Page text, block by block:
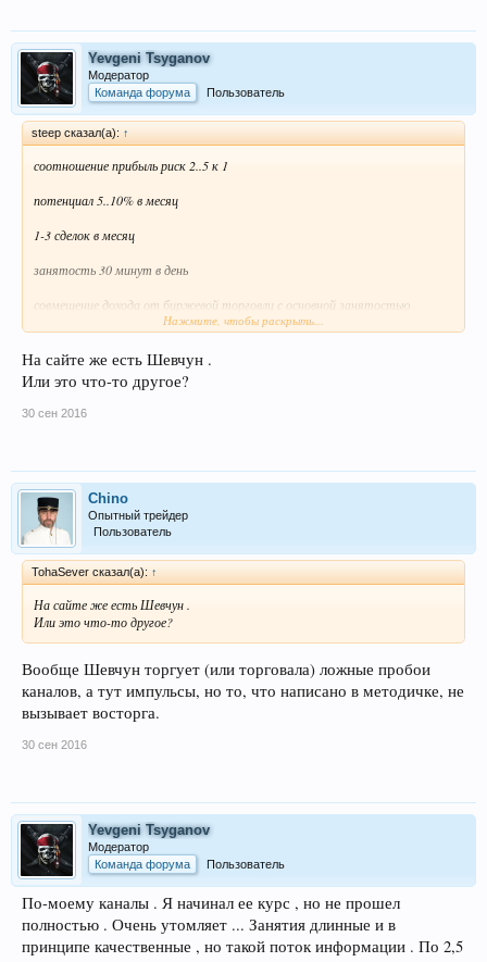
Yevgeni Tsyganov
Модератор
Команда форума
Пользователь
steep сказал(а): ↑
соотношение прибыль риск 2..5 к 1
потенциал 5..10% в месяц
1-3 сделок в месяц
занятость 30 минут в день
совмещение дохода от биржевой торговли с основной занятостью
Выкладываю для подогрева интереса.Существует еще и платная,с
https://yadi.sk/d/dkFiA_qBvvJAW
Нажмите, чтобы раскрыть...
На сайте же есть Шевчун .
Или это что-то другое?
30 сен 2016
Chino
Опытный трейдер
Пользователь
TohaSever сказал(а): ↑
На сайте же есть Шевчун .
Или это что-то другое?
Вообще Шевчун торгует (или торговала) ложные пробои
каналов, а тут импульсы, но то, что написано в методичке, не
вызывает восторга.
30 сен 2016
Yevgeni Tsyganov
Модератор
Команда форума
Пользователь
По-моему каналы . Я начинал ее курс , но не прошел
полностью . Очень утомляет ... Занятия длинные и в
принципе качественные , но такой поток информации . По 2,5